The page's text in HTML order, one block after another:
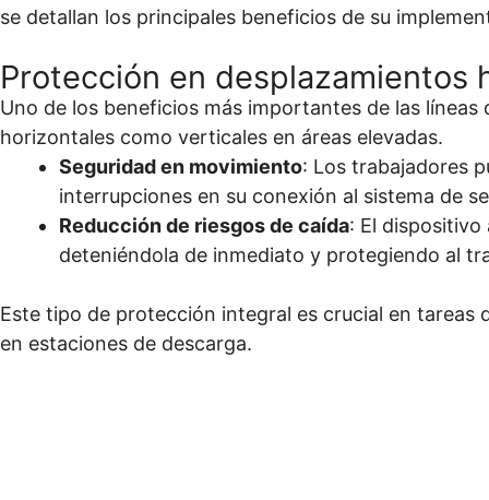
se detallan los principales beneficios de su
Protección en desplazamientos
Uno de los beneficios más importantes de las
horizontales como verticales en áreas elevadas.
Seguridad en movimiento: Los trabajadores
interrupciones en su conexión al sistema de
Reducción de riesgos de caída: El
deteniéndola de inmediato y protegiendo al
Este tipo de protección integral es crucial en tareas
en estaciones de descarga.